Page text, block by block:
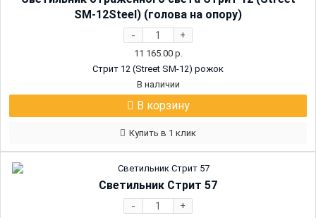
SM-12Steel) (голова на опору)
- +
11 165.00р.
Стрит 12 (Street SM-12) рожок
В наличии
В корзину
Купить в 1 клик
Светильник Стрит 57
- +